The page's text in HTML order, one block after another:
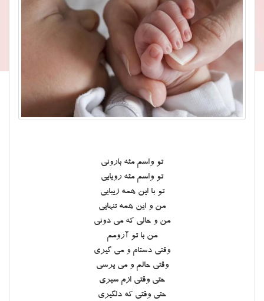
تو واسم مثه بارونی
تو واسم مثه رویایی
تو با این همه زیبایی
من و این همه تنهایی
من و حالی که می دونی
من با تو آرومم
وقتی دستام و می گیری
وقتی حالم و می پرسی
حتی وقتی ازم سیری
حتی وقتی که دلگیری